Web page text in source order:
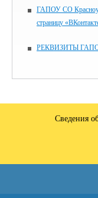
ГАПОУ СО
страницу
РЕКВИЗИТЫ
Сведения